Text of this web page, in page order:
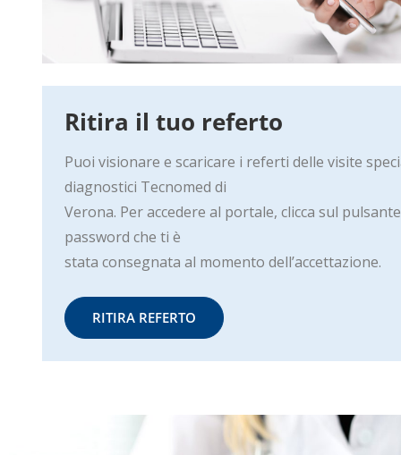
Ritira il tuo referto
Puoi visionare e scaricare i referti delle visite
diagnostici Tecnomed di
Verona. Per accedere al portale, clicca sul
password che ti è
stata consegnata al momento dell’accettazione.
RITIRA REFERTO